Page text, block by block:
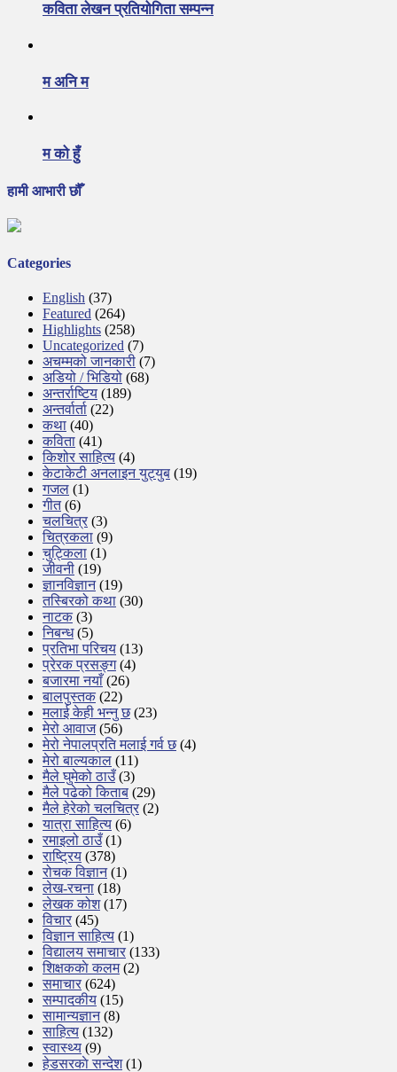
कविता लेखन प्रतियोगिता सम्पन्न
म अनि म
म को हुँ
हामी आभारी छौँ
Categories
English (37)
Featured (264)
Highlights (258)
Uncategorized (7)
अचम्मको जानकारी (7)
अडियो / भिडियो (68)
अन्तर्राष्टिय (189)
अन्तर्वार्ता (22)
कथा (40)
कविता (41)
किशोर साहित्य (4)
केटाकेटी अनलाइन युट्युब (19)
गजल (1)
गीत(6)
चलचित्र (3)
चित्रकला (9)
चुट्किला (1)
जीवनी (19)
ज्ञानविज्ञान(19)
तस्बिरको कथा (30)
नाटक(3)
निबन्ध(5)
प्रतिभा परिचय (13)
प्रेरक प्रसङ्ग(4)
बजारमा नयाँ(26)
बालपुस्तक(22)
मलाई केही भन्नु छ(23)
मेरो आवाज(56)
मेरो नेपालप्रति मलाई गर्व छ(4)
मेरो बाल्यकाल (11)
मैले घुमेको ठाउँ(3)
मैले पढेको किताब (29)
मैले हेरेको चलचित्र (2)
यात्रा साहित्य (6)
रमाइलो ठाउँ(1)
राष्ट्रिय (378)
रोचक विज्ञान(1)
लेख-रचना (18)
लेखक कोश(17)
विचार (45)
विज्ञान साहित्य (1)
विद्यालय समाचार (133)
शिक्षककाे कलम(2)
समाचार (624)
सम्पादकीय (15)
सामान्यज्ञान(8)
साहित्य (132)
स्वास्थ्य (9)
हेडसरकाे सन्देश(1)